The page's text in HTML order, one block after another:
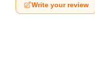
Write your review